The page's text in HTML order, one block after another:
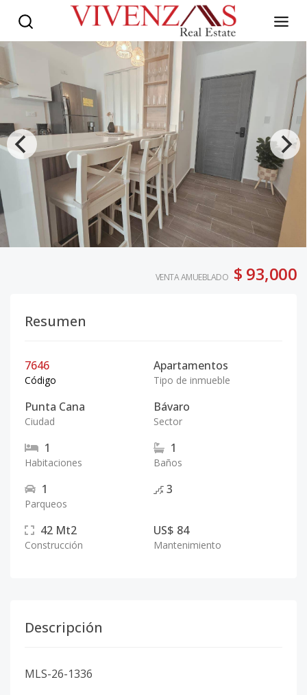
VENTA AMUEBLADO $ 93,000
Resumen
7646
Código
Apartamentos
Tipo de inmueble
Punta Cana
Ciudad
Bávaro
Sector
1
Habitaciones
1
Baños
1
Parqueos
3
42 Mt2
Construcción
US$ 84
Mantenimiento
Descripción
MLS-26-1336